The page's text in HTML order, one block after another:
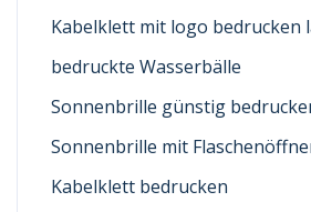
Kabelklett mit logo bedrucken
bedruckte Wasserbälle
Sonnenbrille günstig
Sonnenbrille mit
Kabelklett bedrucken